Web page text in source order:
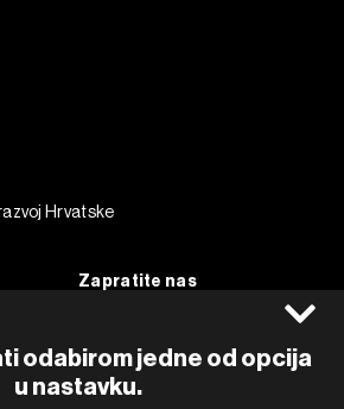
odabirom jedne od opcija
u nastavku.
Hrvatske
Zapratite nas
Instagram
Twitter